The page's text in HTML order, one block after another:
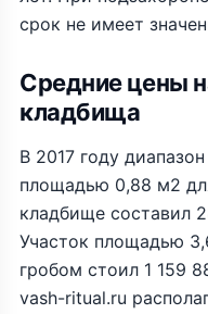
срок не имеет
Средние цены
кладбища
В 2017 году
площадью 0,88 м2
кладбище составил
Участок площадью
гробом стоил 1 159
vash-ritual.ru